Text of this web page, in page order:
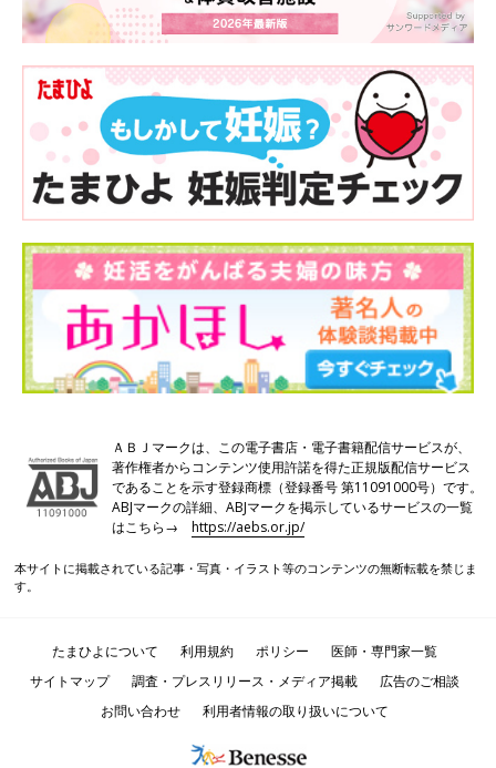
ＡＢＪマークは、この電子書店・電子書籍配信サービスが、
著作権者からコンテンツ使用許諾を得た正規版配信サービス
であることを示す登録商標（登録番号 第11091000号）です。
ABJマークの詳細、ABJマークを掲示しているサービスの一覧
はこちら→https://aebs.or.jp/
本サイトに掲載されている記事・写真・イラスト等のコンテンツの無断転載を禁じま
す。
たまひよについて 利用規約 ポリシー
医師・専門家一覧
サイトマップ
調査・プレスリリース・メディア掲載
広告のご相談
お問い合わせ
利用者情報の取り扱いについて